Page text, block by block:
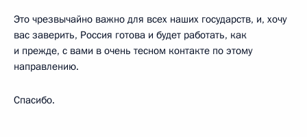
Это чрезвычайно важно для всех наших государств, и, хочу
вас заверить, Россия готова и будет работать, как
и прежде, с вами в очень тесном контакте по этому
направлению.
Спасибо.